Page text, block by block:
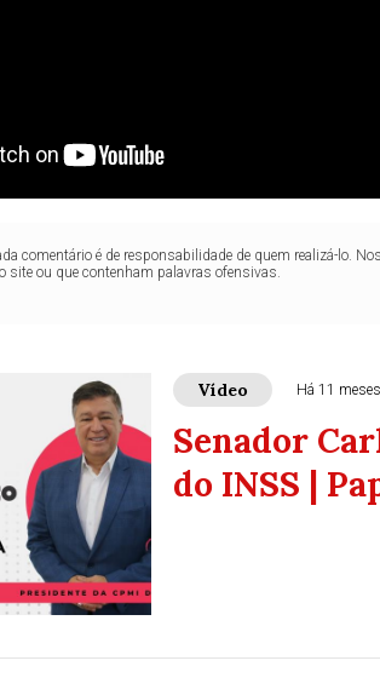
comentário é de responsabilidade de quem realizá-lo.
site ou que contenham palavras ofensivas.
Vídeo Há 11 meses
Senador
do INSS |